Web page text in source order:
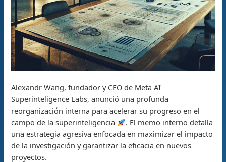
Alexandr Wang, fundador y CEO de Meta AI
Superinteligence Labs, anunció una profunda
reorganización interna para acelerar su progreso en el
campo de la superinteligencia
. El memo interno detalla
una estrategia agresiva enfocada en maximizar el impacto
de la investigación y garantizar la eficacia en nuevos
proyectos.